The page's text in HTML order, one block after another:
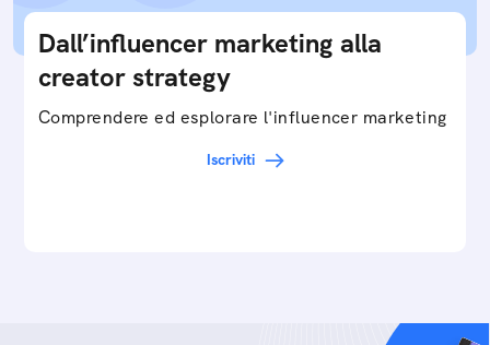
Dall’influencer marketing alla
creator strategy
Comprendere ed esplorare l'influencer marketing
Iscriviti